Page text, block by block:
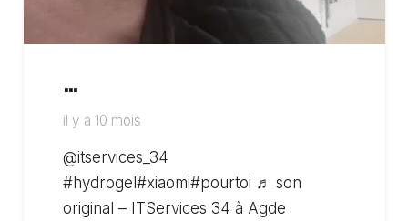
…
il y a 10 mois
@itservices_34
#hydrogel#xiaomi#pourtoi ♬ son
original – ITServices 34 à Agde